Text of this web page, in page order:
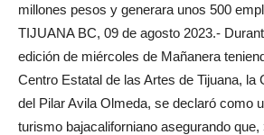
millones pesos y generara unos 500
TIJUANA BC, 09 de agosto 2023.-
edición de miércoles de Mañanera
Centro Estatal de las Artes de Tijuana, la
del Pilar Avila Olmeda, se declaró como
turismo bajacaliforniano asegurando que,